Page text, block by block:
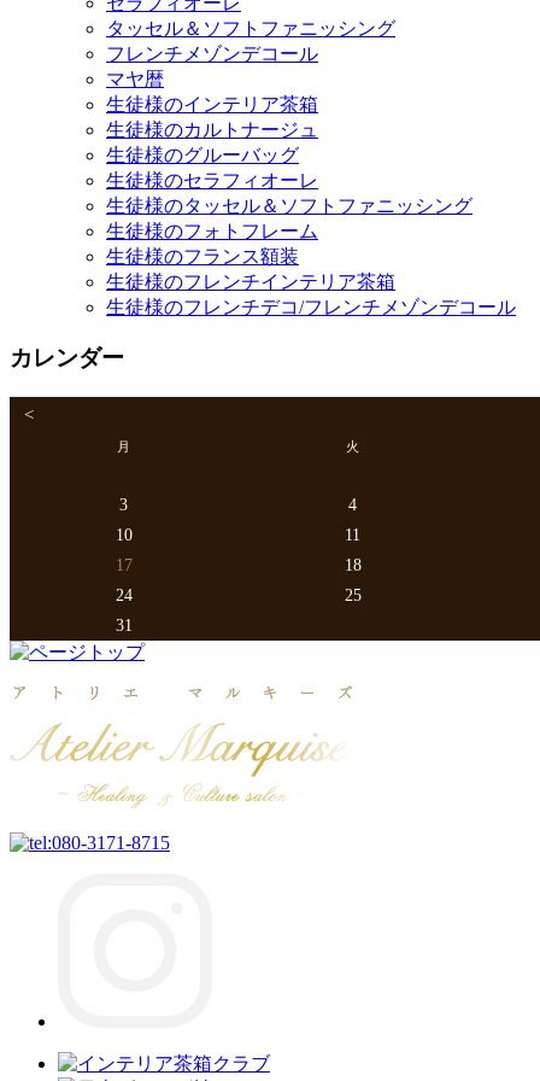
タッセル＆ソフトファニッシング
フレンチメゾンデコール
マヤ暦
生徒様のインテリア茶箱
生徒様のカルトナージュ
生徒様のグルーバッグ
生徒様のセラフィオーレ
生徒様のタッセル＆ソフトファニッシング
生徒様のフォトフレーム
生徒様のフランス額装
生徒様のフレンチインテリア茶箱
生徒様のフレンチデコ/フレンチメゾンデコール
カレンダー
<
月 火
3
4
10
11
17
18
24
25
31